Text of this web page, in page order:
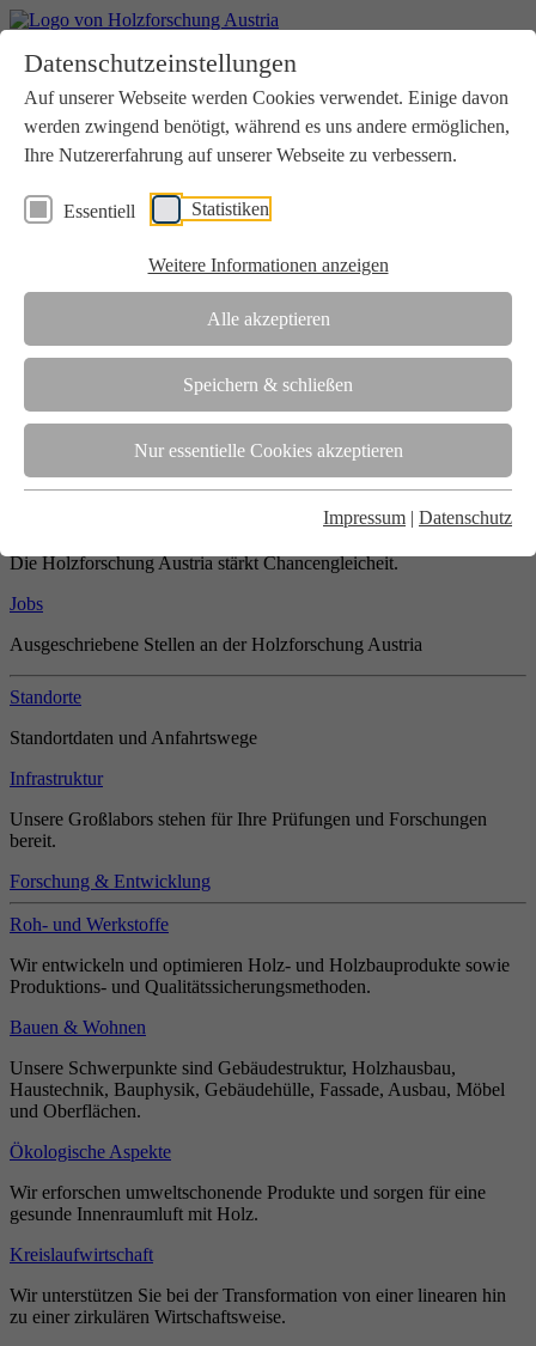
Datenschutzeinstellungen
Auf unserer Webseite werden Cookies verwendet. Einige davon
werden zwingend benötigt, während es uns andere ermöglichen,
Ihre Nutzererfahrung auf unserer Webseite zu verbessern.
Essentiell Statistiken
Weitere Informationen anzeigen
Alle akzeptieren
Speichern & schließen
Nur essentielle Cookies akzeptieren
Impressum | Datenschutz
Aktuelles
Downloads
Kontakt
Login
Verein
Wir unterstützen die Interessen der Holzbranche in enger
Zusammenarbeit mit Wissenschaft und Wirtschaft.
Die Holzforschung Austria ist akkreditierte Prüf-, Inspektions- und
Team
Unsere gesamte Kompetenz ist in unseren Mitarbeiter:innen
gebündelt
Die Holzforschung Austria stärkt Chancengleicheit.
Jobs
Ausgeschriebene Stellen an der Holzforschung Austria
Standorte
Standortdaten und Anfahrtswege
Infrastruktur
Unsere Großlabors stehen für Ihre Prüfungen und Forschungen
bereit.
Forschung & Entwicklung
Roh- und Werkstoffe
Wir entwickeln und optimieren Holz- und Holzbauprodukte sowie
Produktions- und Qualitätssicherungsmethoden.
Bauen & Wohnen
Unsere Schwerpunkte sind Gebäudestruktur, Holzhausbau,
Haustechnik, Bauphysik, Gebäudehülle, Fassade, Ausbau, Möbel
und Oberflächen.
Ökologische Aspekte
Wir erforschen umweltschonende Produkte und sorgen für eine
gesunde Innenraumluft mit Holz.
Kreislaufwirtschaft
Wir unterstützen Sie bei der Transformation von einer linearen hin
zu einer zirkulären Wirtschaftsweise.